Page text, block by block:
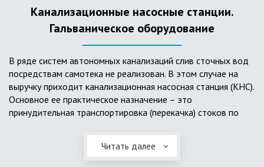
подвержены промерзанию. Оптимальный вариант
установки железобетонных кессонов – это заниженный
уровень грунтовых вод (УГВ) на участке, а кессон,
выполненный из пластика, может служить на территории с
высоким УГВ.
Очищенная вода без перебоев – незабвенная мечта
каждого владельца загородного дома. Чтобы выполнить
установку кессонов, погребов и колодцев, вам непременно
следует воспользоваться услугами специалистов нашей
компании. Мы максимально оперативно и качественно
проведем весь комплекс изыскательских мероприятий,
выполним необходимые расчеты и проектирование,
Канализационные насосные станции.
Гальваническое оборудование
В ряде систем автономных канализаций слив сточных вод
посредствам самотека не реализован. В этом случае на
выручку приходит канализационная насосная станция (КНС).
Основное ее практическое назначение – это
принудительная транспортировка (перекачка) стоков по
Такая станция может позиционироваться как в подвальном
помещении дома, так и функционировать в условиях
Читать далее